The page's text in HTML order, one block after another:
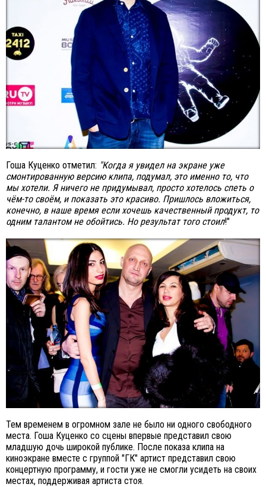
Гоша Куценко отметил: "Когда я увидел на экране уже
смонтированную версию клипа, подумал, это именно то, что
мы хотели. Я ничего не придумывал, просто хотелось спеть о
чём-то своём, и показать это красиво. Пришлось вложиться,
конечно, в наше время если хочешь качественный продукт, то
одним талантом не обойтись. Но результат того стоил!"
Тем временем в огромном зале не было ни одного свободного
места. Гоша Куценко со сцены впервые представил свою
младшую дочь широкой публике. После показа клипа на
киноэкране вместе с группой "ГК" артист представил свою
концертную программу, и гости уже не смогли усидеть на своих
местах, поддерживая артиста стоя.